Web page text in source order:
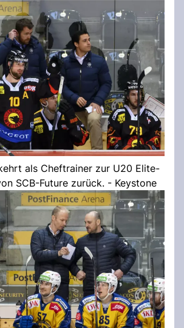
als Cheftrainer zur U20 Elite-
SCB-Future zurück. - Keystone